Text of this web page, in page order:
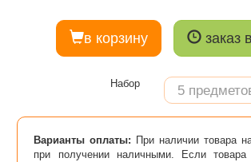
в корзину заказ
Набор
Варианты оплаты: При наличии товара
при получении наличными. Если